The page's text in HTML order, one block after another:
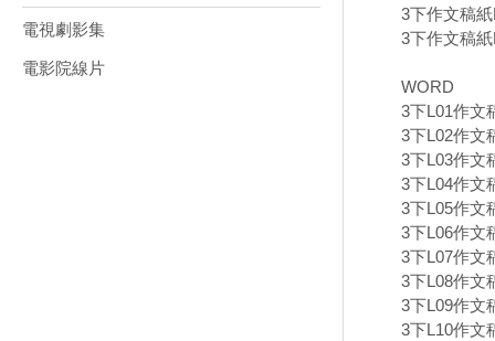
電視劇影集
電影院線片
3下作文稿
3下作文稿
WORD
3下L01作文
3下L02作文
3下L03作文
3下L04作文
3下L05作文
3下L06作文
3下L07作文
3下L08作文
3下L09作文
3下L10作文